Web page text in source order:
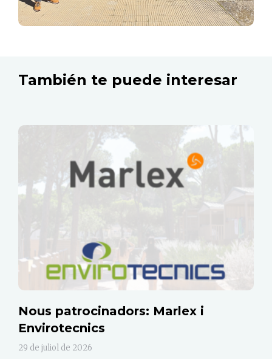
También te puede interesar
Nous patrocinadors: Marlex i
Envirotecnics
29 de juliol de 2026